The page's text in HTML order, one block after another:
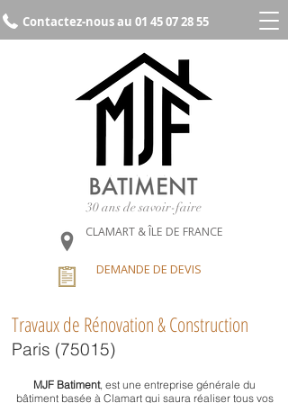
Contactez-nous au 01 45 07 28 55
30 ans de savoir-faire
CLAMART & ÎLE DE FRANCE
DEMANDE DE DEVIS
Travaux de Rénovation & Construction
Paris (75015)
MJF Batiment, est une entreprise générale du
bâtimentbasée à Clamart qui saura réaliser tous vos